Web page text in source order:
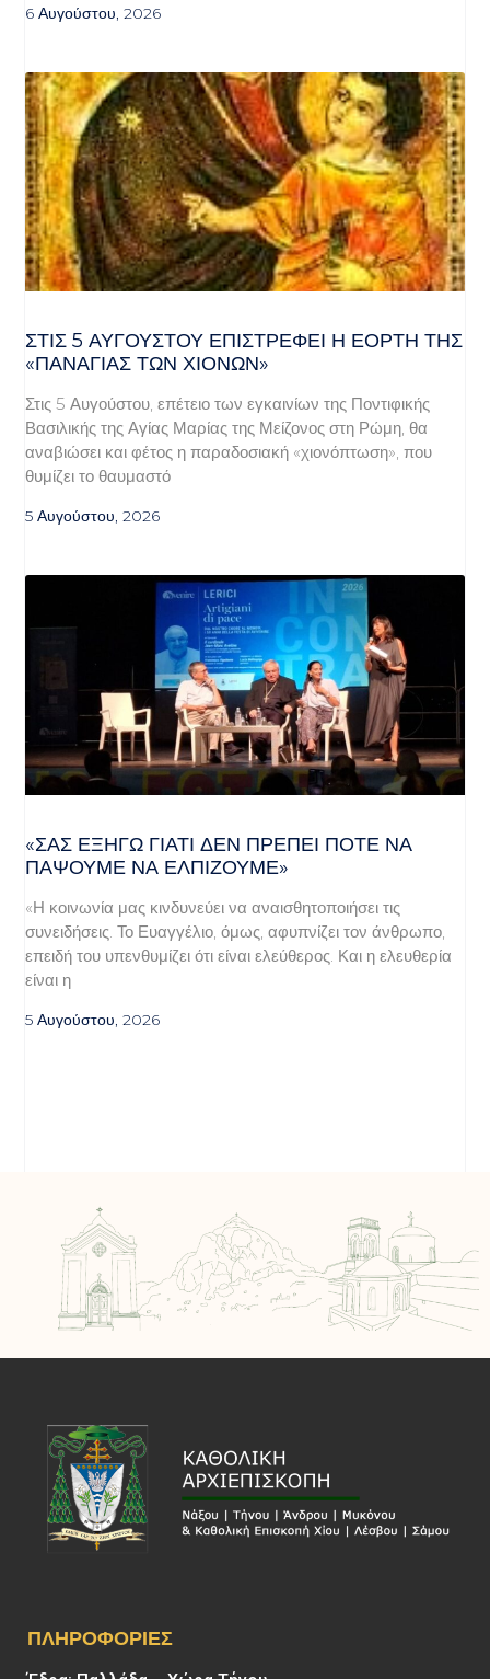
6 Αυγούστου, 2026
ΣΤΙΣ 5 ΑΥΓΟΎΣΤΟΥ ΕΠΙΣΤΡΈΦΕΙ Η ΕΟΡΤΉ ΤΗΣ
«ΠΑΝΑΓΊΑΣ ΤΩΝ ΧΙΌΝΩΝ»
Στις 5 Αυγούστου, επέτειο των εγκαινίων της Ποντιφικής
Βασιλικής της Αγίας Μαρίας της Μείζονος στη Ρώμη, θα
αναβιώσει και φέτος η παραδοσιακή «χιονόπτωση», που
θυμίζει το θαυμαστό
5 Αυγούστου, 2026
«ΣΑΣ ΕΞΗΓΏ ΓΙΑΤΊ ΔΕΝ ΠΡΈΠΕΙ ΠΟΤΈ ΝΑ
ΠΆΨΟΥΜΕ ΝΑ ΕΛΠΊΖΟΥΜΕ»
«Η κοινωνία μας κινδυνεύει να αναισθητοποιήσει τις
συνειδήσεις. Το Ευαγγέλιο, όμως, αφυπνίζει τον άνθρωπο,
επειδή του υπενθυμίζει ότι είναι ελεύθερος. Και η ελευθερία
είναι η
5 Αυγούστου, 2026
ΠΛΗΡΟΦΟΡΊΕΣ